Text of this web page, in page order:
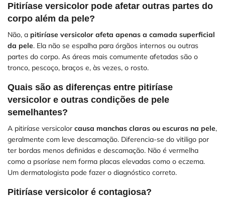
Pitiríase versicolor pode afetar outras partes do
corpo além da pele?
Não, a pitiríase versicolor afeta apenas a camada superficial
da pele. Ela não se espalha para órgãos internos ou outras
partes do corpo. As áreas mais comumente afetadas são o
tronco, pescoço, braços e, às vezes, o rosto.
Quais são as diferenças entre pitiríase
versicolor e outras condições de pele
semelhantes?
A pitiríase versicolor causa manchas claras ou escuras na pele,
geralmente com leve descamação. Diferencia-se do vitiligo por
ter bordas menos definidas e descamação. Não é vermelha
como a psoríase nem forma placas elevadas como o eczema.
Um dermatologista pode fazer o diagnóstico correto.
Pitiríase versicolor é contagiosa?